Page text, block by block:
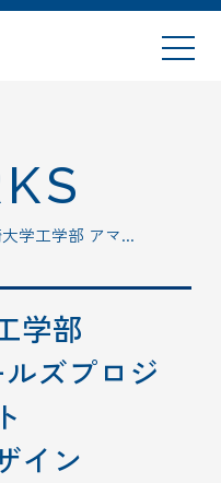
学工学部 アマ...
学部
ズプロジ
イン